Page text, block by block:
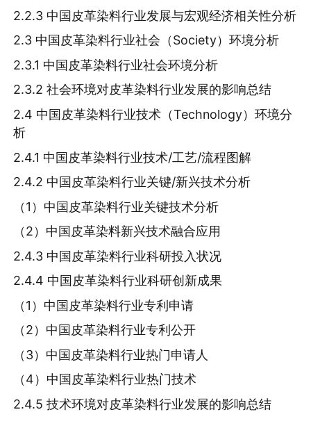
2.2.3 中国皮革染料行业发展与宏观经济相关性分析
2.3 中国皮革染料行业社会（Society）环境分析
2.3.1 中国皮革染料行业社会环境分析
2.3.2 社会环境对皮革染料行业发展的影响总结
2.4 中国皮革染料行业技术（Technology）环境分
析
2.4.1 中国皮革染料行业技术/工艺/流程图解
2.4.2 中国皮革染料行业关键/新兴技术分析
（1）中国皮革染料行业关键技术分析
（2）中国皮革染料新兴技术融合应用
2.4.3 中国皮革染料行业科研投入状况
2.4.4 中国皮革染料行业科研创新成果
（1）中国皮革染料行业专利申请
（2）中国皮革染料行业专利公开
（3）中国皮革染料行业热门申请人
（4）中国皮革染料行业热门技术
2.4.5 技术环境对皮革染料行业发展的影响总结